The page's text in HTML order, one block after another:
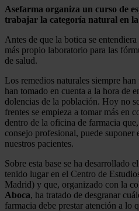
Asefarma organiza un curso de
trabajar la categoría natural en
Antes de que la botica se
más propio laboratorio para las
de salud.
Los remedios naturales siempre
han tomado en cuenta a la hora de
dolencias de la población. Hoy no
frentes se empieza a tomar más en
dentro de la oficina de farmacia
consejo profesional, puede suponer
nuestros pacientes.
Sobre esta base se ha desarrollado
tenido lugar en el Centro de
Madrid) y que, organizado con la
Aboca, ha tratado de desgranar
farmacia debe prestar atención a lo